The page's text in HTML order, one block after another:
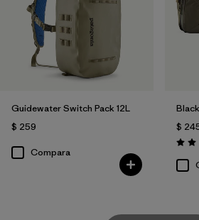
Guidewater Switch Pack 12L
$ 259
Compara
$